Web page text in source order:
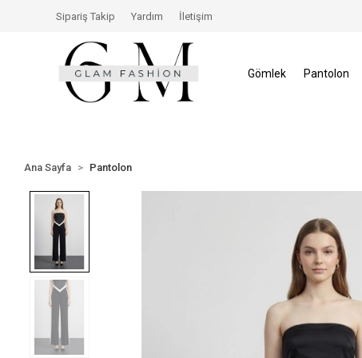
İade Hakkı Size Özel İndirimler
Sipariş Takip Yardım İletişim
Gömlek Pantolon
Ana Sayfa Pantolon